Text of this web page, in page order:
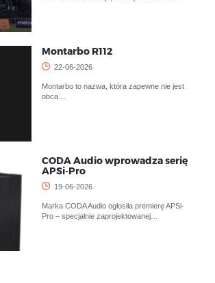
Montarbo R112
22-06-2026
Montarbo to nazwa, która zapewne nie jest
obca…
CODA Audio wprowadza serię
APSi-Pro
19-06-2026
Marka CODA Audio ogłosiła premierę APSi-
Pro – specjalnie zaprojektowanej…